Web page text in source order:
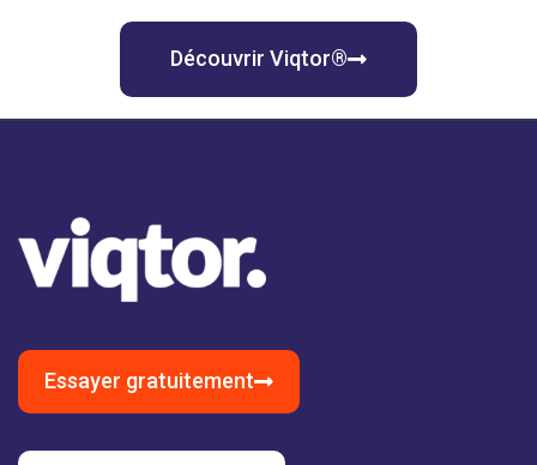
Découvrir Viqtor®
Essayer gratuitement